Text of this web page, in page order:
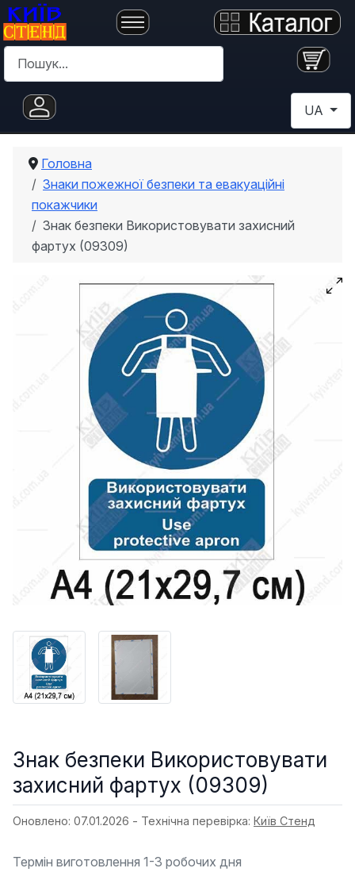
Пошук
Оберіть
UA
Головна
Знаки пожежної безпеки та евакуаційні
покажчики
Знак безпеки Використовувати захисний
фартух (09309)
Знак безпеки Використовувати
захисний фартух (09309)
Оновлено: 07.01.2026 - Технічна перевірка: Київ Стенд
Термін виготовлення 1-3 робочих дня